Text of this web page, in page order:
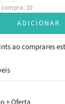
10
ADICIONAR
ao comprares